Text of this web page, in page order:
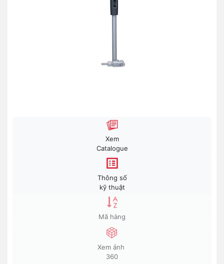
Xem
Catalogue
Thông số
kỹ thuật
Mã hàng
Xem ảnh
360